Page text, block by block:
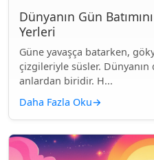
Dünyanın Gün
Yerleri
Güne yavaşça batarken,
çizgileriyle süsler.
anlardan biridir. H...
Daha Fazla Oku→